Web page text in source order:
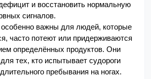
и восстановить нормальную
сигналов.
важны для людей, которые
часто потеют или придерживаются
определённых продуктов. Они
тех, кто испытывает судороги
пребывания на ногах.